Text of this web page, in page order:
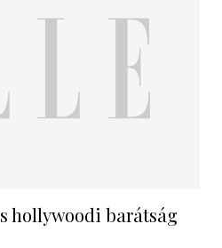
hollywoodi barátság